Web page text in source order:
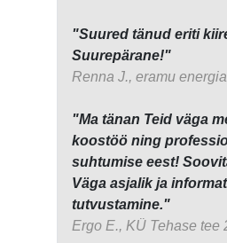
"Suured tänud eriti
Suurepärane!"
Renna J., eramu
"Ma tänan Teid väga
koostöö ning
suhtumise eest!
Väga asjalik ja
tutvustamine."
Ergo E., KÜ Tehase tee